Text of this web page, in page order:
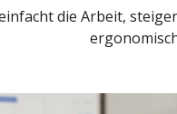
die Arbeit,